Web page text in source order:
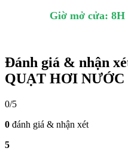
Giờ mở cửa:
Đánh giá & nhận
QUẠT HƠI NƯỚC
0/5
0 đánh giá & nhận xét
5